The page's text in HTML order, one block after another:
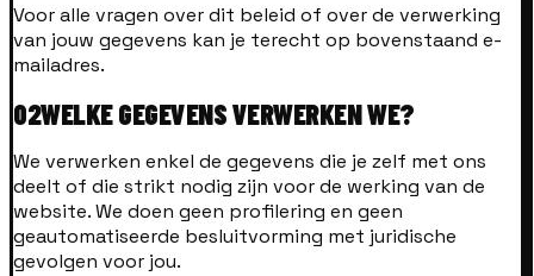
Voor alle vragen over dit beleid of over de verwerking
van jouw gegevens kan je terecht op bovenstaand e-
mailadres.
02WELKE GEGEVENS VERWERKEN WE?
We verwerken enkel de gegevens die je zelf met ons
deelt of die strikt nodig zijn voor de werking van de
website. We doen geen profilering en geen
geautomatiseerde besluitvorming met juridische
gevolgen voor jou.